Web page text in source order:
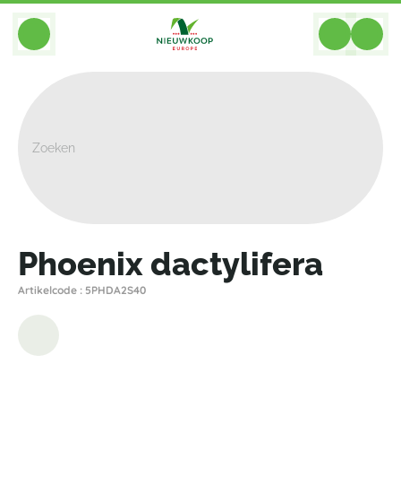
BACK
Phoenix dactylifera
Artikelcode : 5PHDA2S40